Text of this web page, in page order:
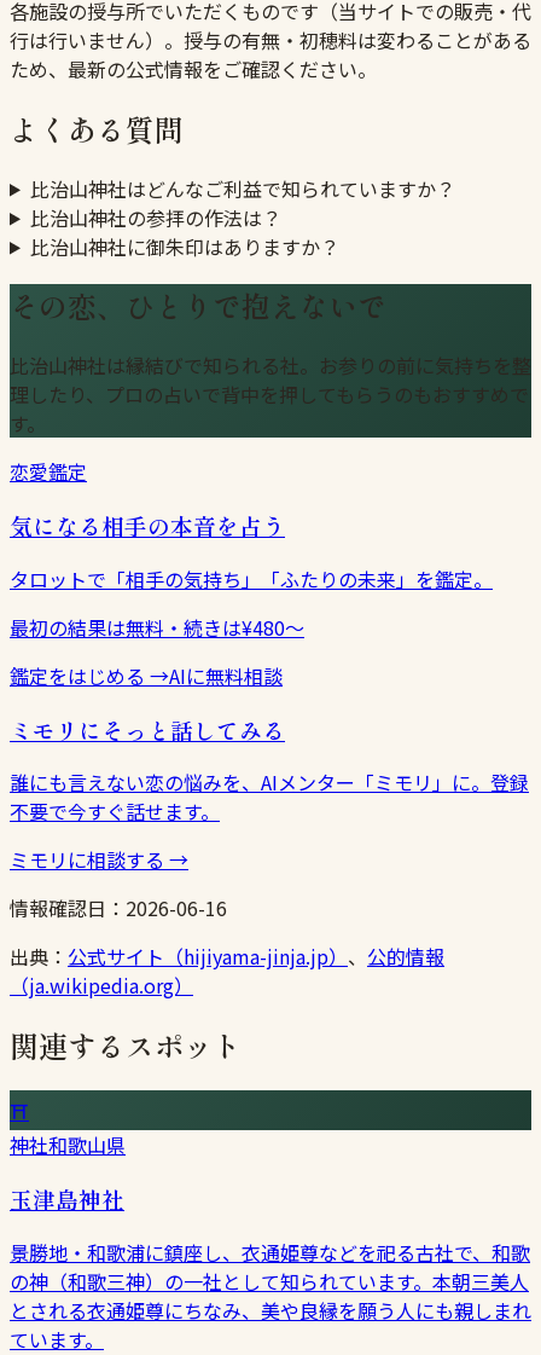
各施設の授与所でいただくものです（当サイトでの販売・代
行は行いません）。授与の有無・初穂料は変わることがある
ため、最新の公式情報をご確認ください。
よくある質問
比治山神社はどんなご利益で知られていますか？
比治山神社の参拝の作法は？
比治山神社に御朱印はありますか？
その恋、ひとりで抱えないで
比治山神社は縁結びで知られる社。お参りの前に気持ちを整
理したり、プロの占いで背中を押してもらうのもおすすめで
す。
恋愛鑑定
気になる相手の本音を占う
タロットで「相手の気持ち」「ふたりの未来」を鑑定。
最初の結果は無料・続きは¥480〜
鑑定をはじめる →AIに無料相談
ミモリにそっと話してみる
誰にも言えない恋の悩みを、AIメンター「ミモリ」に。登録
不要で今すぐ話せます。
ミモリに相談する →
情報確認日： 2026-06-16
出典： 公式サイト（hijiyama-jinja.jp） 、 公的情報
（ja.wikipedia.org）
関連するスポット
⛩
神社和歌山県
玉津島神社
景勝地・和歌浦に鎮座し、衣通姫尊などを祀る古社で、和歌
の神（和歌三神）の一社として知られています。本朝三美人
とされる衣通姫尊にちなみ、美や良縁を願う人にも親しまれ
ています。